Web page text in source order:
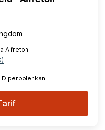
Alfreton
Diperbolehkan